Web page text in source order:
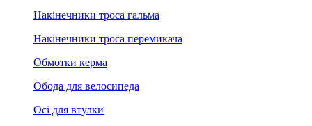
Накінечники троса гальма
Накінечники троса перемикача
Обмотки керма
Обода для велосипеда
Осі для втулки